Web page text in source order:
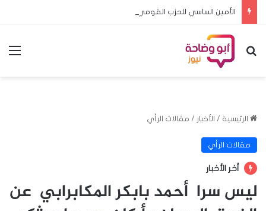
بحث عن
الرئيسية / الأخبار / مقالات الرأي
مقالات الرأي
أخر الأخبار
ليس سرا أحمد بابكر المكابرابي عن